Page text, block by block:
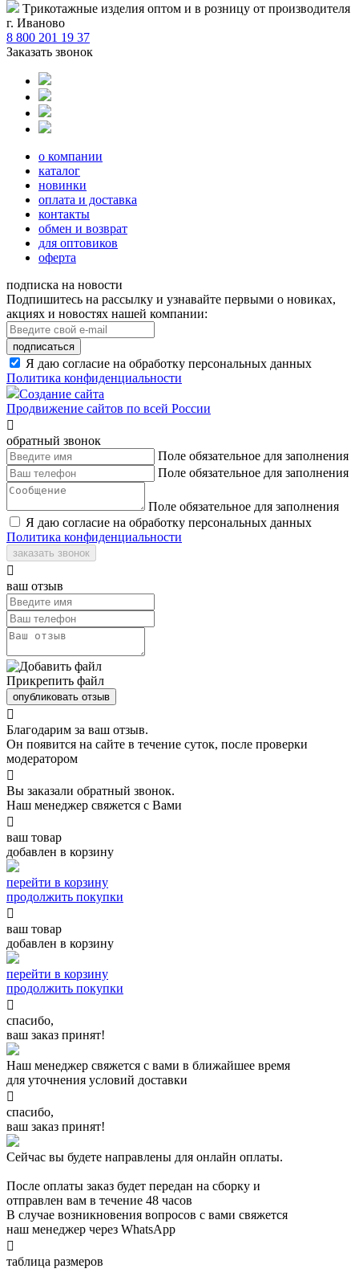
Tрикотажные изделия оптом и в розницу от производителя
г. Иваново
8 800 201 19 37
Заказать звонок
о компании
каталог
новинки
оплата и доставка
контакты
обмен и возврат
для оптовиков
оферта
подписка на новости
Подпишитесь на рассылку и узнавайте первыми о новиках,
акциях и новостях нашей компании:
подписаться
Я даю согласие на обработку персональных данных
Политика конфиденциальности
Создание сайта
Продвижение сайтов по всей России

обратный звонок
Поле обязательное для заполнения
Поле обязательное для заполнения
Поле обязательное для заполнения
Я даю согласие на обработку персональных данных
Политика конфиденциальности
заказать звонок

ваш отзыв
Прикрепить файл
опубликовать отзыв

Благодарим за ваш отзыв.
Он появится на сайте в течение суток, после проверки
модератором

Вы заказали обратный звонок.
Наш менеджер свяжется с Вами

ваш товар
добавлен в корзину
перейти в корзину
продолжить покупки

ваш товар
добавлен в корзину
перейти в корзину
продолжить покупки

спасибо,
ваш заказ принят!
Наш менеджер свяжется с вами в ближайшее время
для уточнения условий доставки

спасибо,
ваш заказ принят!
Сейчас вы будете направлены для онлайн оплаты.
После оплаты заказ будет передан на сборку и
отправлен вам в течение 48 часов
В случае возникновения вопросов с вами свяжется
наш менеджер через WhatsApp

таблица размеров